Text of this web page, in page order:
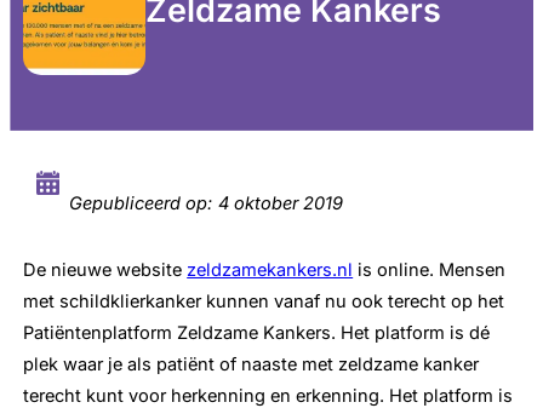
Zeldzame Kankers
Gepubliceerd op: 4 oktober 2019
De nieuwe websitezeldzamekankers.nl is online. Mensen
met schildklierkanker kunnen vanaf nu ook terecht op het
Patiëntenplatform Zeldzame Kankers. Het platform is dé
plek waar je als patiënt of naaste met zeldzame kanker
terecht kunt voor herkenning en erkenning. Het platform is